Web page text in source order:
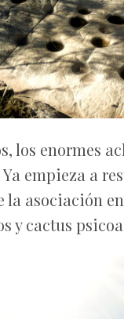
los enormes
empieza a
la asociación
y cactus